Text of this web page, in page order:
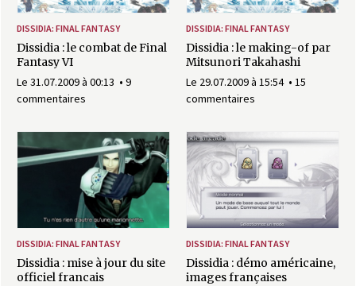
DISSIDIA: FINAL FANTASY
Dissidia : le combat de Final
Fantasy VI
Le 31.07.2009 à 00:13
9
commentaires
DISSIDIA: FINAL FANTASY
Dissidia : le making-of par
Mitsunori Takahashi
Le 29.07.2009 à 15:54
15
commentaires
DISSIDIA: FINAL FANTASY
Dissidia : mise à jour du site
officiel francais
DISSIDIA: FINAL FANTASY
Dissidia : démo américaine,
images françaises